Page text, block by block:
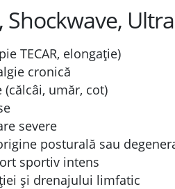
Shockwave,
TECAR, elongație)
cronică
umăr, cot)
severe
posturală sau
sportiv intens
și drenajului limfatic